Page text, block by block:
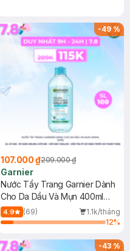
-49%
107.000 ₫209.000 ₫
Garnier
Nước Tẩy Trang Garnier Dành
Cho Da Dầu Và Mụn 400ml
(Mới)
4.9 (69)
1.1k/tháng
12%
-43%